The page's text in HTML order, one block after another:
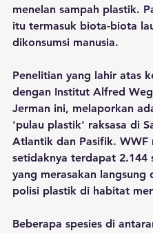
menelan sampah plastik.
itu termasuk biota-biota
dikonsumsi manusia.
Penelitian yang lahir atas
dengan Institut Alfred
Jerman ini, melaporkan
'pulau plastik' raksasa di
Atlantik dan Pasifik. WWF
setidaknya terdapat 2.144
yang merasakan langsung
polisi plastik di habitat
Beberapa spesies di